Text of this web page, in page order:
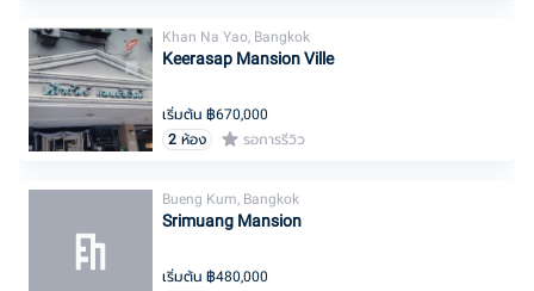
Khan Na Yao, Bangkok
Keerasap Mansion Ville
เริ่มต้น ฿670,000
2 ห้อง รอการรีวิว
Bueng Kum, Bangkok
Srimuang Mansion
เริ่มต้น ฿480,000